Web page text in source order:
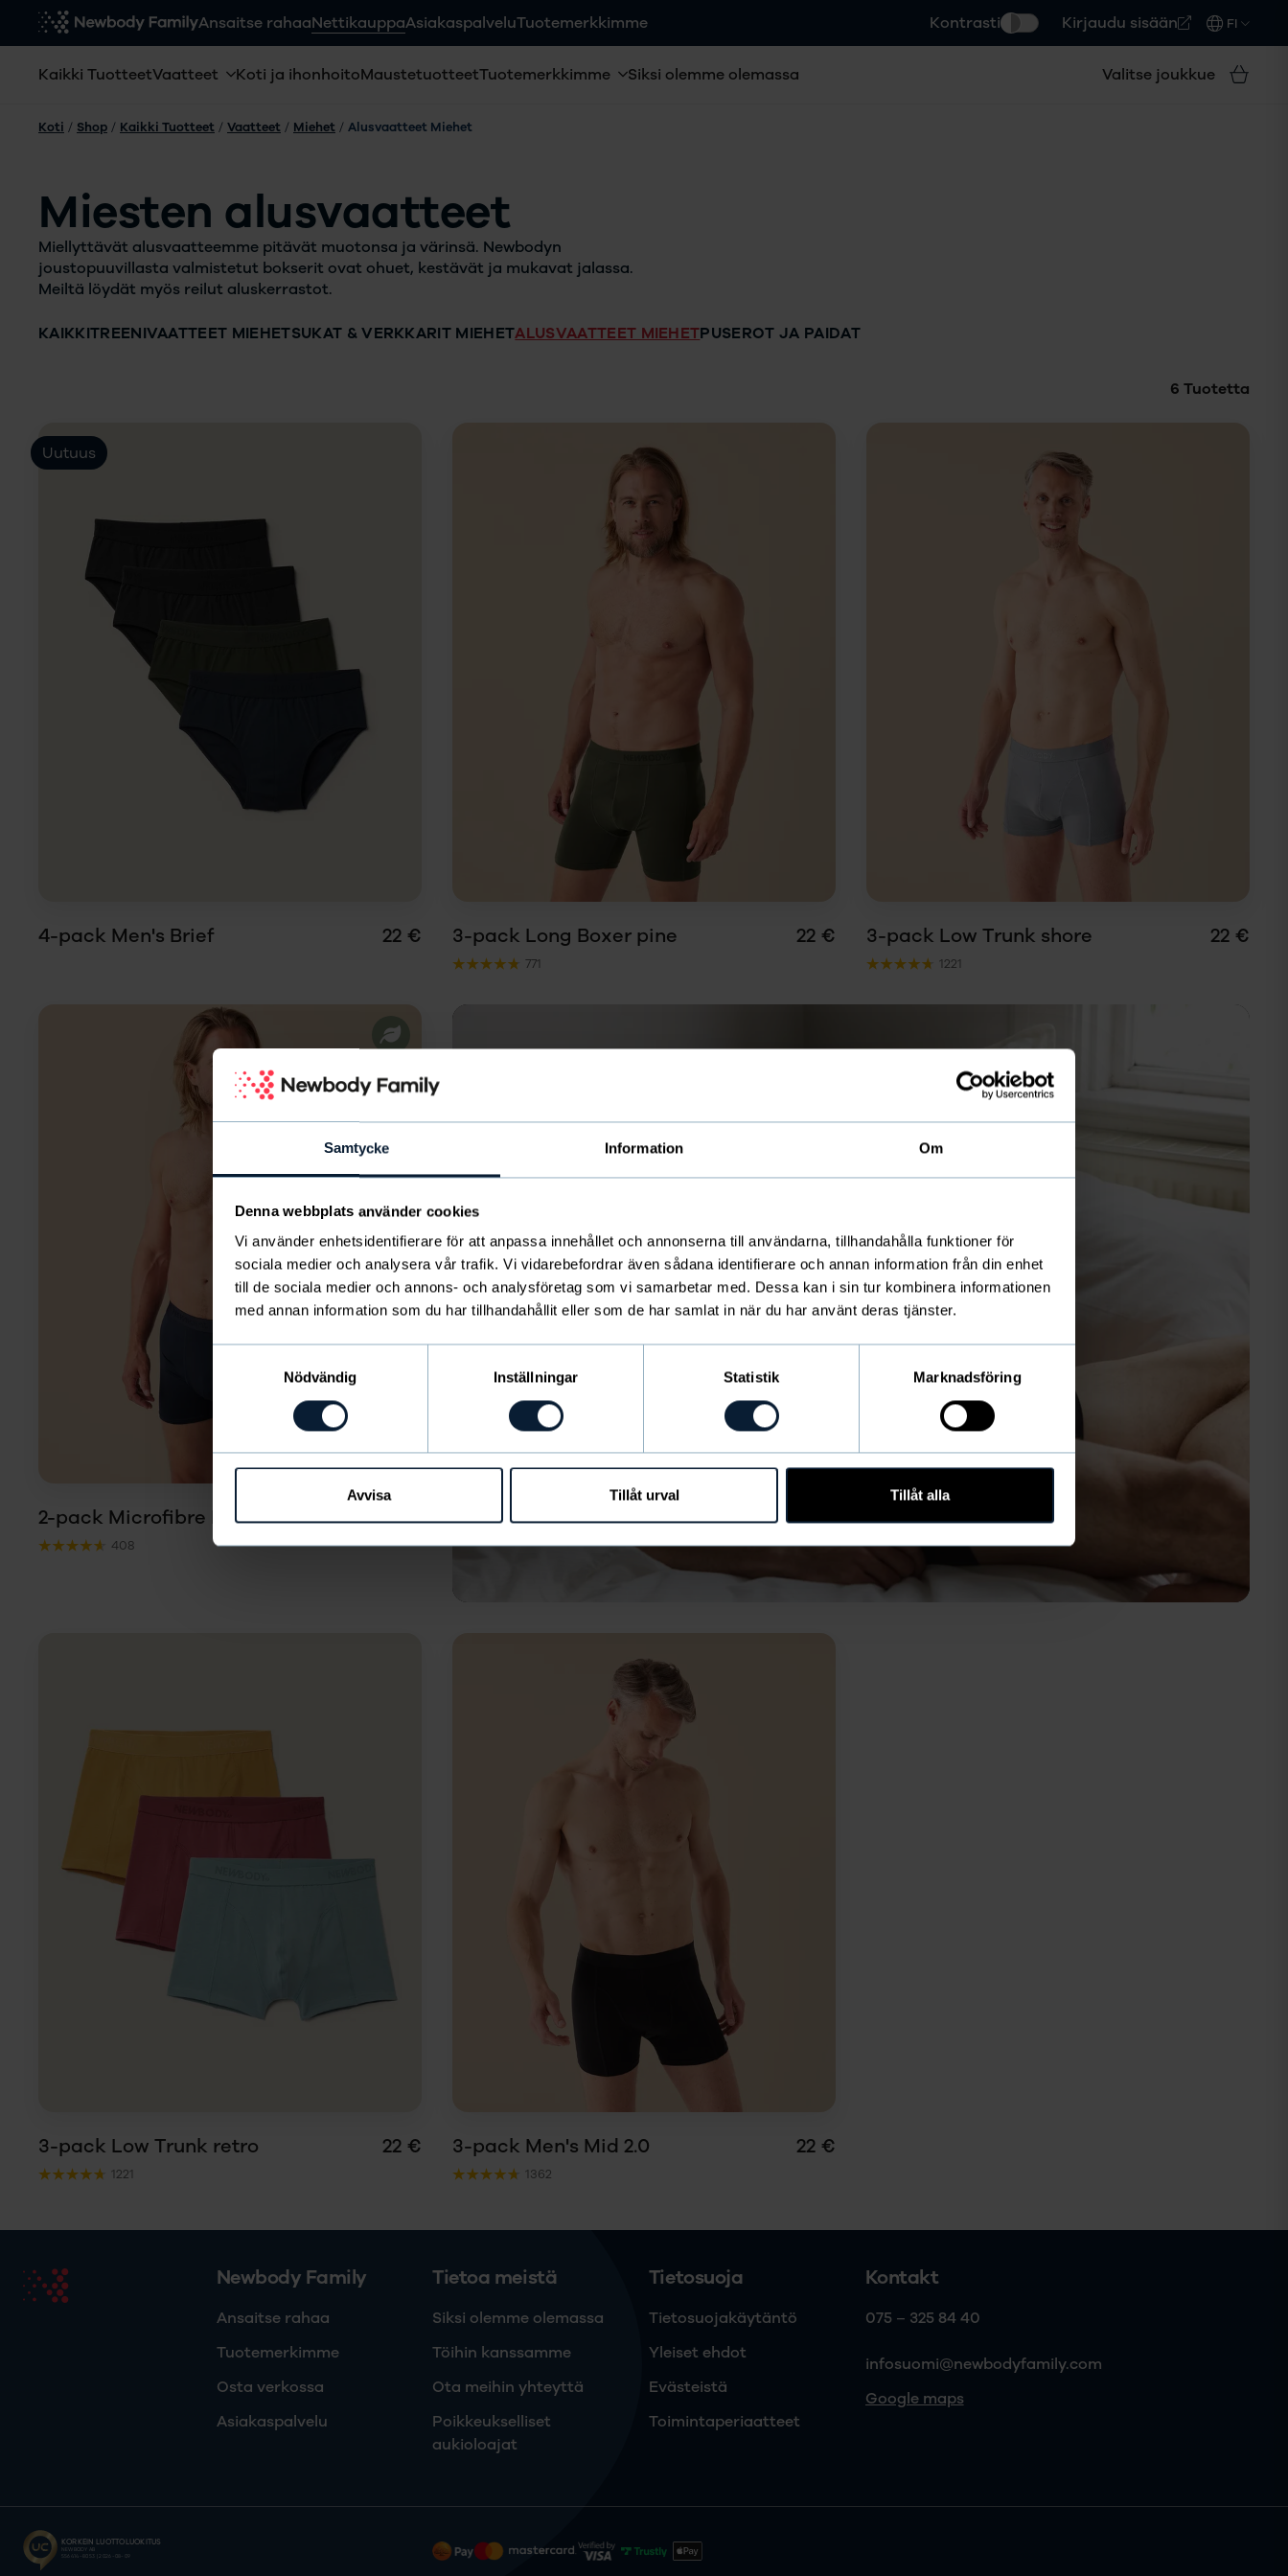
Samtycke Information Om
Denna webbplats använder cookies
Vi använder enhetsidentifierare för att anpassa innehållet och annonserna till användarna, tillhandahålla funktioner för
sociala medier och analysera vår trafik. Vi vidarebefordrar även sådana identifierare och annan information från din enhet
till de sociala medier och annons- och analysföretag som vi samarbetar med. Dessa kan i sin tur kombinera informationen
med annan information som du har tillhandahållit eller som de har samlat in när du har använt deras tjänster.
Nödvändig
Inställningar Statistik Marknadsföring
Avvisa Tillåt urval Tillåt alla
Ansaitse rahaaNettikauppaAsiakaspalveluTuotemerkkimme Kontrasti Kirjaudu sisään FI
Kaikki TuotteetVaatteet Koti ja ihonhoitoMaustetuotteetTuotemerkkimme Siksi olemme olemassa Valitse joukkue
Koti / Shop / Kaikki Tuotteet / Vaatteet / Miehet / Alusvaatteet Miehet
Miesten alusvaatteet
Miellyttävät alusvaatteemme pitävät muotonsa ja värinsä. Newbodyn
joustopuuvillasta valmistetut bokserit ovat ohuet, kestävät ja mukavat jalassa.
Meiltä löydät myös reilut aluskerrastot.
KAIKKITREENIVAATTEET MIEHETSUKAT & VERKKARIT MIEHETALUSVAATTEET MIEHETPUSEROT JA PAIDAT
6 Tuotetta
Uutuus
VARUKORG
4-pack Men's Brief 22 €
LÄGG I
3-pack Long Boxer pine 22 €
771
3-pack Low Trunk shore 22 €
1221
Koko
VARUKORG
2-pack Microfibre Boxer ivy 22 €
408
3-pack Low Trunk retro 22 €
1221
3-pack Men's Mid 2.0 22 €
1362
Newbody Family
Ansaitse rahaa
Tuotemerkimme
Osta verkossa
Asiakaspalvelu
Tietoa meistä
Siksi olemme olemassa
Töihin kanssamme
Ota meihin yhteyttä
Poikkeukselliset
aukioloajat
Tietosuoja
Tietosuojakäytäntö
Yleiset ehdot
Evästeistä
Toimintaperiaatteet
Kontakt
075 – 325 84 40
infosuomi@newbodyfamily.com
Google maps